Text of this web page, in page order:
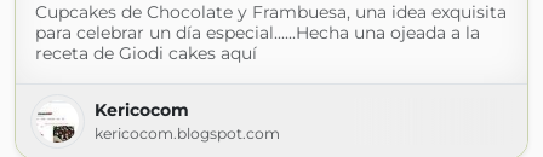
Cupcakes de Chocolate y Frambuesa, una idea exquisita
para celebrar un día especial......Hecha una ojeada a la
receta de Giodi cakes aquí
Kericocom
kericocom.blogspot.com